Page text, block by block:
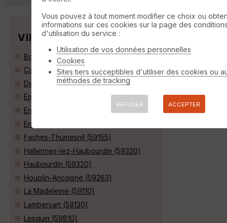
Villes
Bondues (59910)
Capinghem (59160)
Deûlémont (59890)
Emmerin (59320)
Englos (59320)
Ennetières-en-Weppes (59320)
Faches-Thumesnil (59155)
Hallennes-lez-Haubourdin (59320)
Haubourdin (59320)
Houplin-Ancoisne (59263)
La Madeleine (59110)
Lambersart (59130)
Lesquin (59810)
Vous pouvez à tout moment modifier ce choix ou
informations sur ces cookies sur la page des
d'utilisation du service :
Utilisation de vos données personnelles
Cookies
Sites tiers succeptibles d'utiliser des cookies ou
méthodes de tracking
REFUSER ACCEPTER